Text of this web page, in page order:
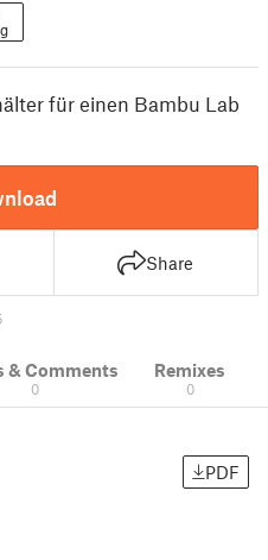
für einen Bambu Lab
Share
& Comments
0
Remixes
0
PDF